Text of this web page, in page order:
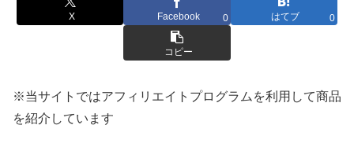
X Facebook 0 はてブ 0
コピー
※当サイトではアフィリエイトプログラムを利用して商品
を紹介しています